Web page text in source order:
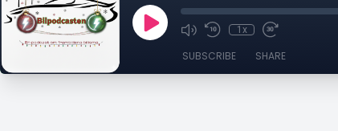
1x
SUBSCRIBE SHARE